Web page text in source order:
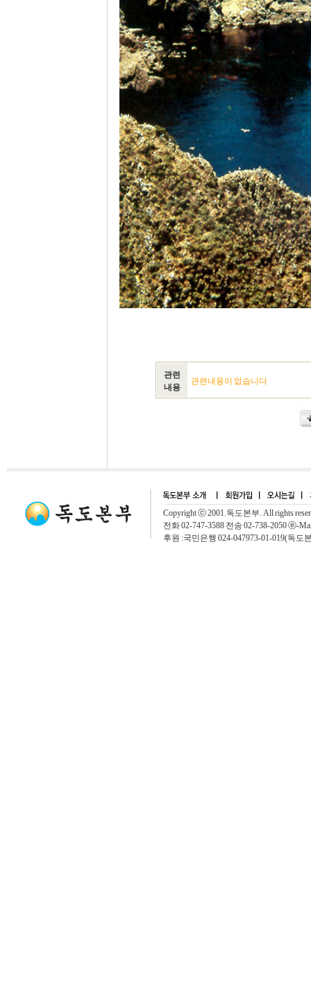
관련
내용
관련내용이 없습니다
Copyright ⓒ 2001.독도본부. All rights
전화 02-747-3588 전송 02-738-2050 ⓔ-
후원 :국민은행 024-047973-01-019(독도